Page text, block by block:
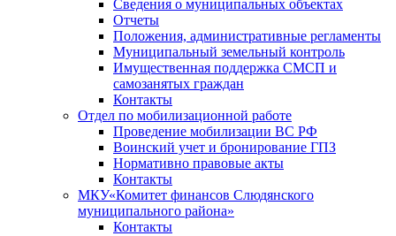
Сведения о муниципальных объектах
Отчеты
Положения, административные регламенты
Муниципальный земельный контроль
Имущественная поддержка СМСП и
самозанятых граждан
Контакты
Отдел по мобилизационной работе
Проведение мобилизации ВС РФ
Воинский учет и бронирование ГПЗ
Нормативно правовые акты
Контакты
МКУ«Комитет финансов Слюдянского
муниципального района»
Контакты